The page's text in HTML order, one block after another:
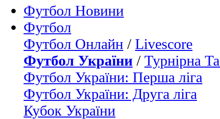
Футбол Новини
Футбол
Футбол Онлайн / Livescore
Футбол України / Турнірна
Футбол України: Перша ліга
Футбол України: Друга ліга
Кубок України